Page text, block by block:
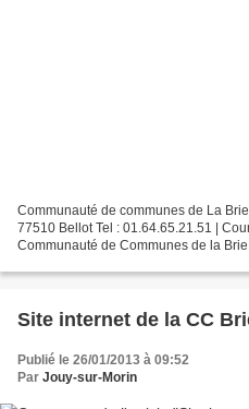
Communauté de communes de La
77510 Bellot Tel : 01.64.65.21.51 |
Communauté de Communes de la
Site internet de la CC
Publié le 26/01/2013 à 09:52
Par Jouy-sur-Morin